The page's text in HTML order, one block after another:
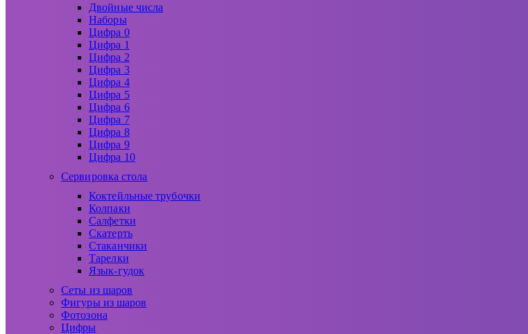
Двойные числа
Наборы
Цифра 0
Цифра 1
Цифра 2
Цифра 3
Цифра 4
Цифра 5
Цифра 6
Цифра 7
Цифра 8
Цифра 9
Цифра 10
Сервировка стола
Коктейльные трубочки
Колпаки
Салфетки
Скатерть
Стаканчики
Тарелки
Язык-гудок
Сеты из шаров
Фигуры из шаров
Фотозона
Цифры